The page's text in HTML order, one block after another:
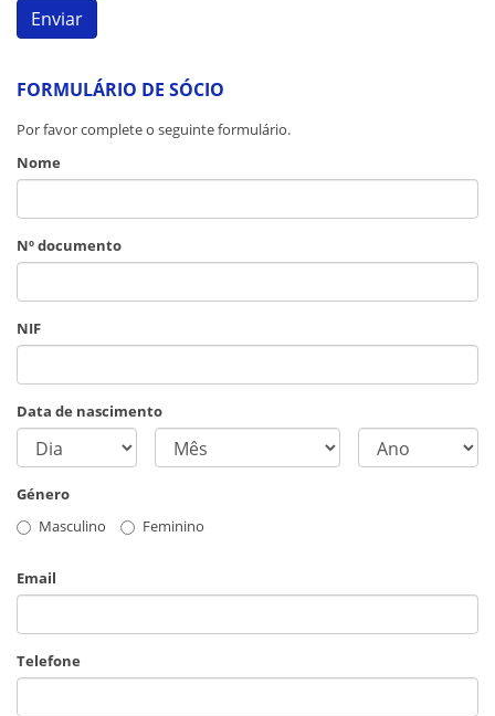
FORMULÁRIO DE SÓCIO
Por favor complete o seguinte formulário.
Nome
Nº documento
NIF
Data de nascimento
Género
Masculino
Feminino
Email
Telefone